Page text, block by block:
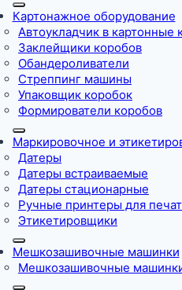
Картонажное оборудование
Автоукладчик в картонные
Заклейщики коробов
Обандероливатели
Стреппинг машины
Упаковщик коробок
Формирователи коробов
Маркировочное и
Датеры
Датеры встраиваемые
Датеры стационарные
Ручные принтеры для
Этикетировщики
Мешкозашивочные машинки
Мешкозашивочные